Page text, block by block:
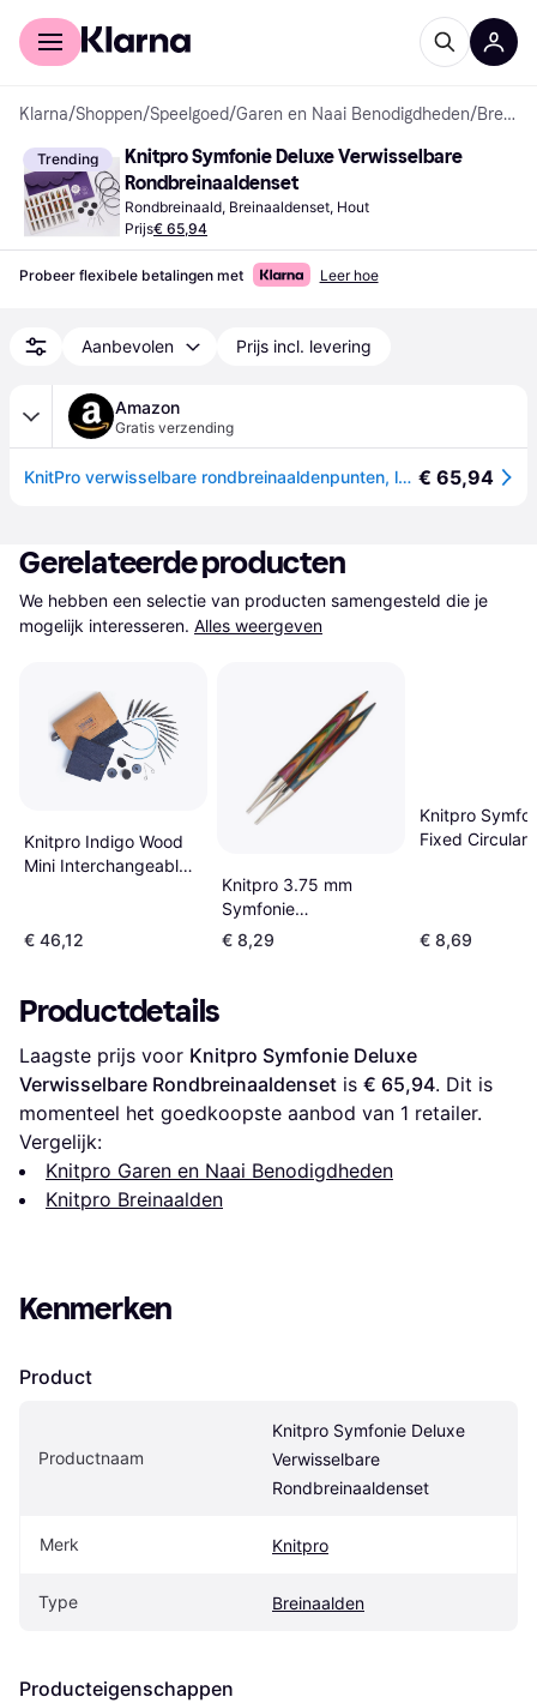
Voor shoppers
Klarna/Shoppen/Speelgoed/Garen en Naai Benodigdheden/ Breinaalden
Trending
Knitpro Symfonie Deluxe Verwisselbare
Rondbreinaaldenset
Rondbreinaald, Breinaaldenset, Hout
Prijs€ 65,94
Probeer flexibele betalingen met Leer hoe
Aanbevolen Prijs incl. levering
Amazon
Gratis verzending
KnitPro verwisselbare rondbreinaaldenpunten, luxe set, Symfonie, 3.50-8.00mm € 65,94
Gerelateerde producten
We hebben een selectie van producten samengesteld die je
mogelijk interesseren. Alles weergeven
Knitpro Indigo Wood
Mini Interchangeable
€ 46,12
Knitpro 3.75 mm
Symfonie
Verwisselbare
Rondbreinaalden Van
€ 8,29
Knitpro
Fixed Circular
€ 8,69
Productdetails
Laagste prijs voor Knitpro Symfonie Deluxe
Verwisselbare Rondbreinaaldenset is € 65,94. Dit is
momenteel het goedkoopste aanbod van 1 retailer.
Vergelijk:
Knitpro Garen en Naai Benodigdheden
Knitpro Breinaalden
Kenmerken
Product
Productnaam
Knitpro Symfonie Deluxe
Verwisselbare
Rondbreinaaldenset
Merk Knitpro
Type Breinaalden
Producteigenschappen